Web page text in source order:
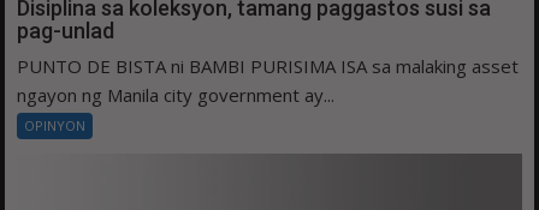
Disiplina sa koleksyon, tamang paggastos susi sa
pag-unlad
PUNTO DE BISTA ni BAMBI PURISIMA ISA sa malaking asset
ngayon ng Manila city government ay...
OPINYON